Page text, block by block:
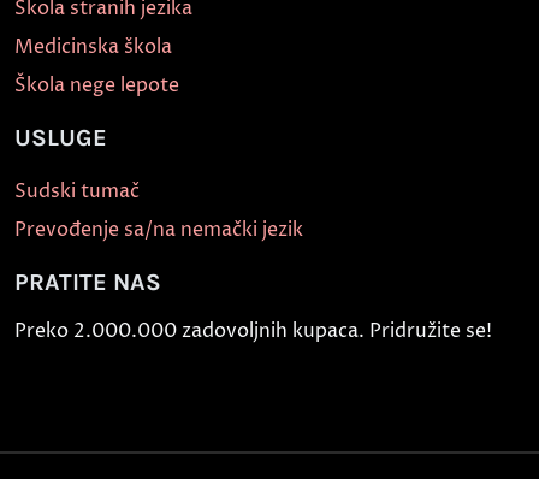
Škola stranih jezika
Medicinska škola
Škola nege lepote
USLUGE
Sudski tumač
Prevođenje sa/na nemački jezik
PRATITE NAS
Preko 2.000.000 zadovoljnih kupaca. Pridružite se!